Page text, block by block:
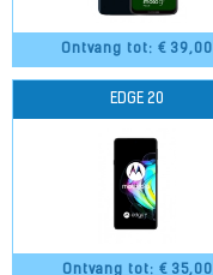
Ontvang tot: € 39,00
Ontvang tot: € 35,00
EDGE 20